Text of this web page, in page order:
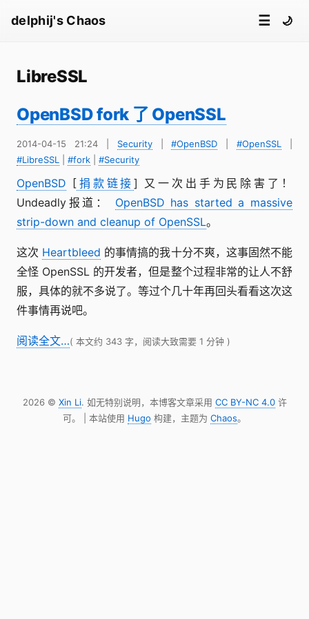
delphij's Chaos ☰ 🌙
LibreSSL
OpenBSD fork 了 OpenSSL
2014-04-15 21:24| Security|#OpenBSD |#OpenSSL
#LibreSSL
#fork #Security
OpenBSD [捐款链接] 又一次出手为民除害了！
Undeadly报道： OpenBSD has started a massive
strip-down and cleanup of OpenSSL。
这次 Heartbleed 的事情搞的我十分不爽，这事固然不能
全怪 OpenSSL 的开发者，但是整个过程非常的让人不舒
服，具体的就不多说了。等过个几十年再回头看看这次这
件事情再说吧。
阅读全文…( 本文约 343 字，阅读大致需要 1 分钟 )
2026 © Xin Li. 如无特别说明，本博客文章采用 CC BY-NC 4.0许
可。 | 本站使用 Hugo 构建，主题为 Chaos。